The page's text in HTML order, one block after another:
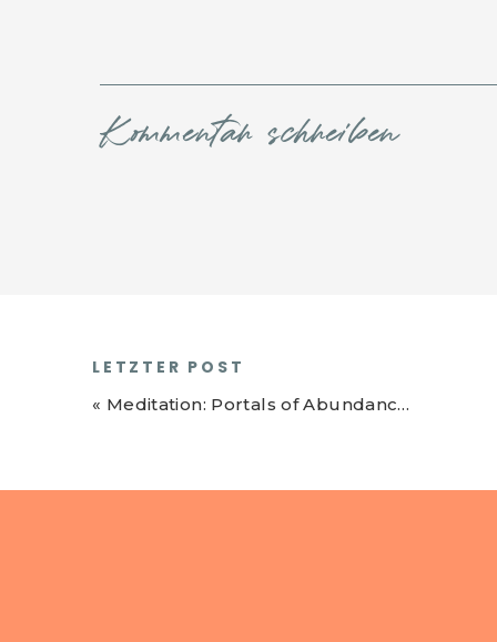
Kommentar schreiben
« Meditation: Portals of Abundance – Verankere und Manifestiere deine Seelenträume
LETZTER POST